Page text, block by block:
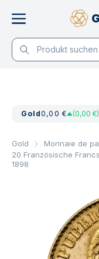
Gold0,00 € (0,00 €)
Gold
Monnaie de
20 Französische
1898